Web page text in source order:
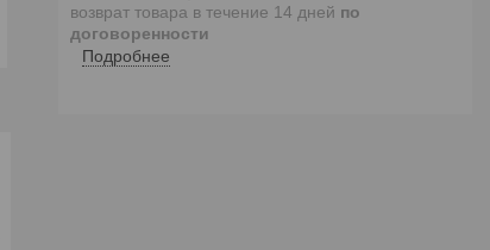
возврат товара в течение 14 дней по
договоренности
Подробнее